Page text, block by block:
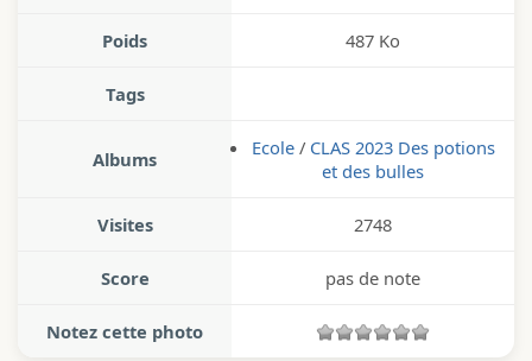
Poids 487 Ko
Tags
Albums Ecole/ CLAS 2023 Des potions
et des bulles
Visites 2748
Score pas de note
Notez cette photo